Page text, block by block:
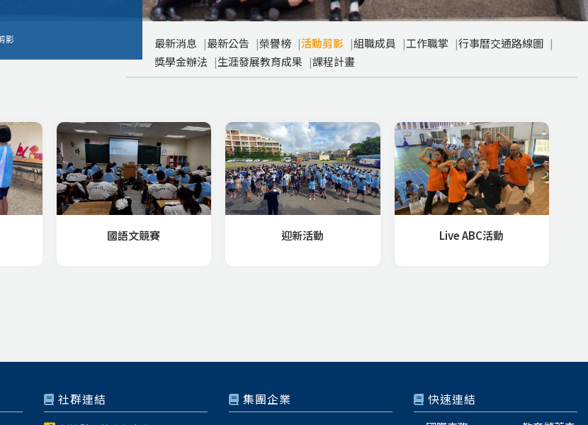
影 最新消息 最新公告 榮譽榜 活動剪影 組職成員 工作職掌
行事曆交通路線圖
獎學金辦法
生涯發展教育成果 課程計畫
國語文競賽 迎新活動 Live ABC活動
社群連結 集團企業 快速連結